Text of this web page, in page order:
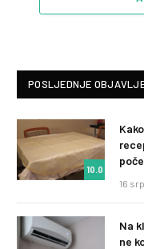
POSLJEDNJE
10.0
16
Na
ne